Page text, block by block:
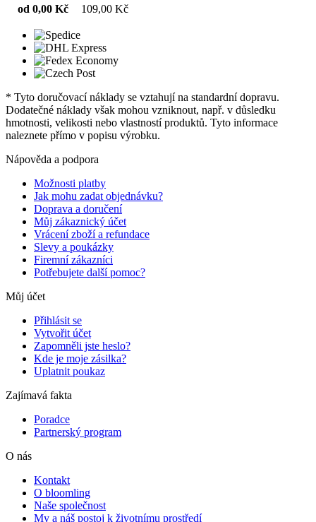
od 0,00 Kč
109,00 Kč
* Tyto doručovací náklady se vztahují na standardní dopravu.
Dodatečné náklady však mohou vzniknout, např. v důsledku
hmotnosti, velikosti nebo vlastností produktů. Tyto informace
naleznete přímo v popisu výrobku.
Nápověda a podpora
Možnosti platby
Jak mohu zadat objednávku?
Doprava a doručení
Můj zákaznický účet
Vrácení zboží a refundace
Slevy a poukázky
Firemní zákazníci
Potřebujete další pomoc?
Můj účet
Přihlásit se
Vytvořit účet
Zapomněli jste heslo?
Kde je moje zásilka?
Uplatnit poukaz
Zajímavá fakta
Poradce
Partnerský program
O nás
Kontakt
O bloomling
Naše společnost
My a náš postoj k životnímu prostředí